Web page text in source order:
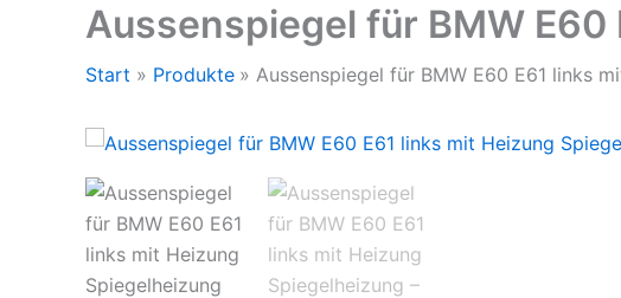
Aussenspiegel für BMW
Start Produkte Aussenspiegel für BMW E60 E61 links